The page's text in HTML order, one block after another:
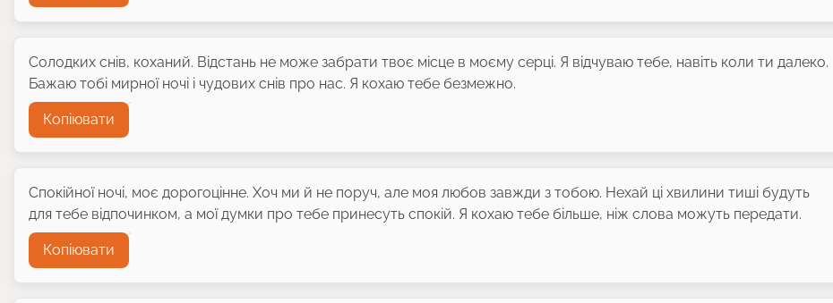
Солодких снів, коханий. Відстань не може забрати твоє місце в моєму серці. Я відчуваю тебе, навіть коли ти далеко.
Бажаю тобі мирної ночі і чудових снів про нас. Я кохаю тебе безмежно.
Копіювати
Спокійної ночі, моє дорогоцінне. Хоч ми й не поруч, але моя любов завжди з тобою. Нехай ці хвилини тиші будуть
для тебе відпочинком, а мої думки про тебе принесуть спокій. Я кохаю тебе більше, ніж слова можуть передати.
Копіювати